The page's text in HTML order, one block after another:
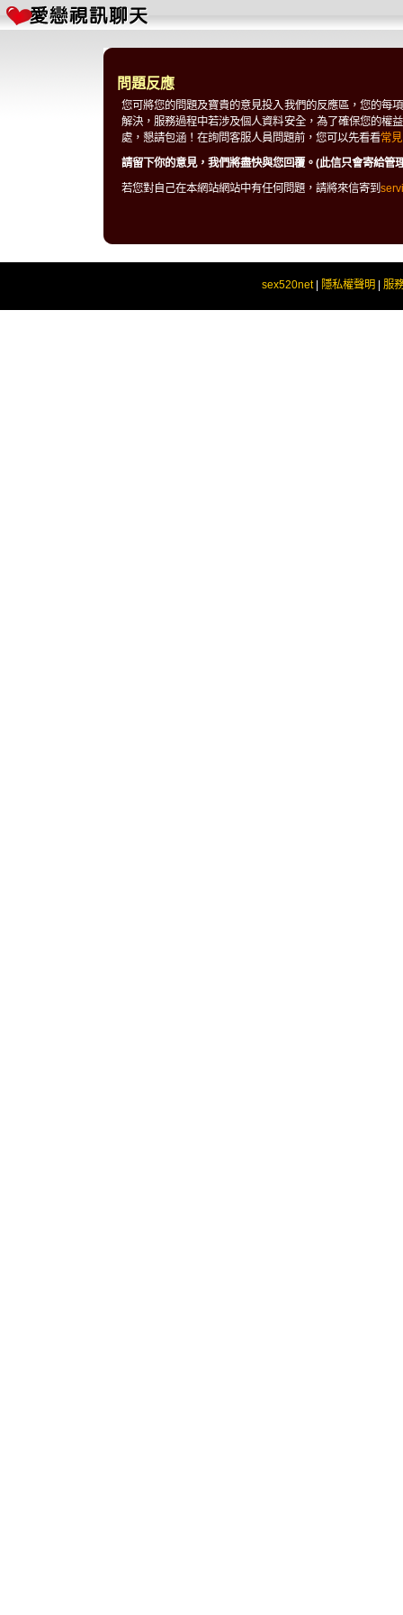
問題反應
您可將您的問題及寶貴的意見投入我們的反應區，您的每
解決，服務過程中若涉及個人資料安全，為了確保您的權
處，懇請包涵！在詢問客服人員問題前，您可以先看看常
請留下你的意見，我們將盡快與您回覆。(此信只會寄給管
若您對自己在本網站網站中有任何問題，請將來信寄到
sex520net| 隱私權聲明 服